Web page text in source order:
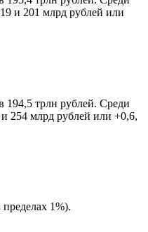
и 201 млрд рублей или
194,5 трлн рублей. Среди
254 млрд рублей или +0,6,
1%).